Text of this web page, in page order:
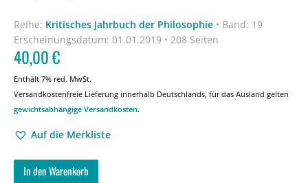
Reihe: Kritisches Jahrbuch der Philosophie • Band: 19
Erscheinungsdatum: 01.01.2019 • 208 Seiten
40,00€
Enthält 7% red. MwSt.
Versandkostenfreie Lieferung innerhalb Deutschlands, für das Ausland gelten
gewichtsabhängige Versandkosten.
Auf die Merkliste
In den Warenkorb